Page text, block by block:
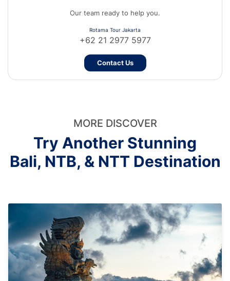
Our team ready to help you.
Rotama Tour Jakarta
+62 21 2977 5977
Contact Us
MORE DISCOVER
Try Another Stunning
Bali, NTB, & NTT Destination